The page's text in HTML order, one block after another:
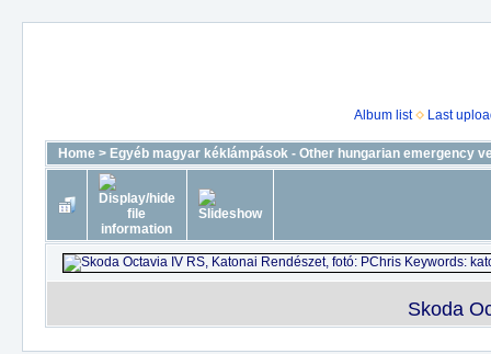
Album list Last
Home > Egyéb magyar kéklámpások - Other hungarian emergency
Skoda